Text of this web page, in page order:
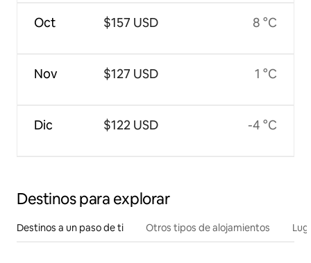
Oct
Nov
Dic
$157 USD
$127 USD
$122 USD
8 °C
1 °C
-4 °C
Destinos para explorar
Destinos a un paso de ti Otros tipos de alojamientos